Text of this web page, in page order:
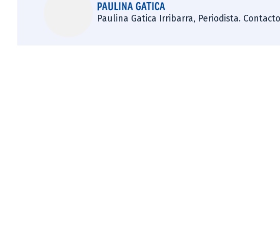
PAULINA GATICA
Paulina Gatica Irribarra, Periodista.